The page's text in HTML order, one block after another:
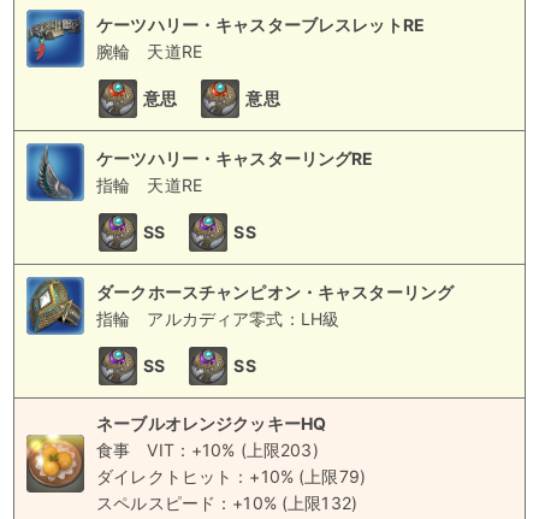
ケーツハリー・キャスターブレスレットRE
腕輪
天道RE
意思 意思
ケーツハリー・キャスターリングRE
指輪
天道RE
SS SS
ダークホースチャンピオン・キャスターリング
指輪
アルカディア零式：LH級
SS SS
ネーブルオレンジクッキーHQ
食事
VIT：+10% (上限203)
ダイレクトヒット：+10% (上限79)
スペルスピード：+10% (上限132)